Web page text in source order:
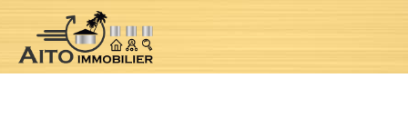
: Undefined index: location in
/var/www/clients/client1/web5/web/controllers/jpropertyContr
oller.phpon line184